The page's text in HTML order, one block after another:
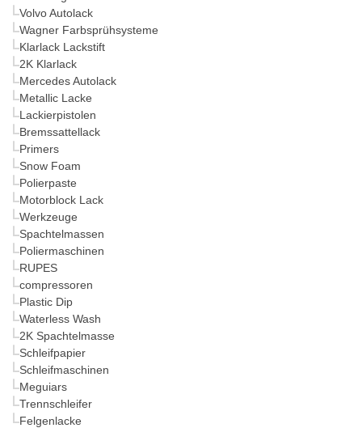
Volvo Autolack
Wagner Farbsprühsysteme
Klarlack Lackstift
2K Klarlack
Mercedes Autolack
Metallic Lacke
Lackierpistolen
Bremssattellack
Primers
Snow Foam
Polierpaste
Motorblock Lack
Werkzeuge
Spachtelmassen
Poliermaschinen
RUPES
compressoren
Plastic Dip
Waterless Wash
2K Spachtelmasse
Schleifpapier
Schleifmaschinen
Meguiars
Trennschleifer
Felgenlacke